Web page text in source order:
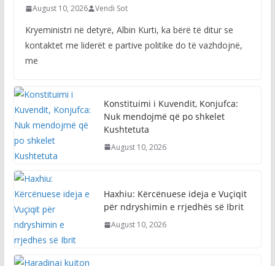
August 10, 2026 Vendi Sot
Kryeministri në detyrë, Albin Kurti, ka bërë të ditur se
kontaktet me liderët e partive politike do të vazhdojnë,
me
Konstituimi i Kuvendit, Konjufca:
Nuk mendojmë që po shkelet
Kushtetuta
August 10, 2026
Haxhiu: Kërcënuese ideja e Vuçiqit
për ndryshimin e rrjedhës së Ibrit
August 10, 2026